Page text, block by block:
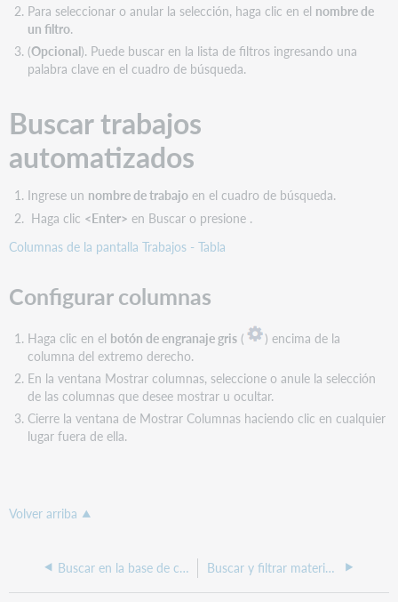
Para seleccionar o anular la selección, haga clic en el nombre de
un filtro.
(Opcional). Puede buscar en la lista de filtros ingresando una
palabra clave en el cuadro de búsqueda.
Buscar trabajos
automatizados
Ingrese un nombre de trabajoen el cuadro de búsqueda.
Haga clic <Enter> en Buscar o presione .
Columnas de la pantalla Trabajos - Tabla
Configurar columnas
Haga clic en el botón de engranaje gris(
) encima de la
columna del extremo derecho.
En la ventana Mostrar columnas, seleccione o anule la selección
de las columnas que desee mostrar u ocultar.
Cierre la ventana de Mostrar Columnas haciendo clic en cualquier
lugar fuera de ella.
Volver arriba
Buscar en la base de conocimiento de WorldCat Buscar y filtrar materiales de factura